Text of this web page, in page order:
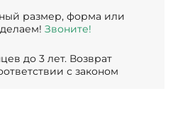
размер, форма или
Звоните!
до 3 лет. Возврат
с законом